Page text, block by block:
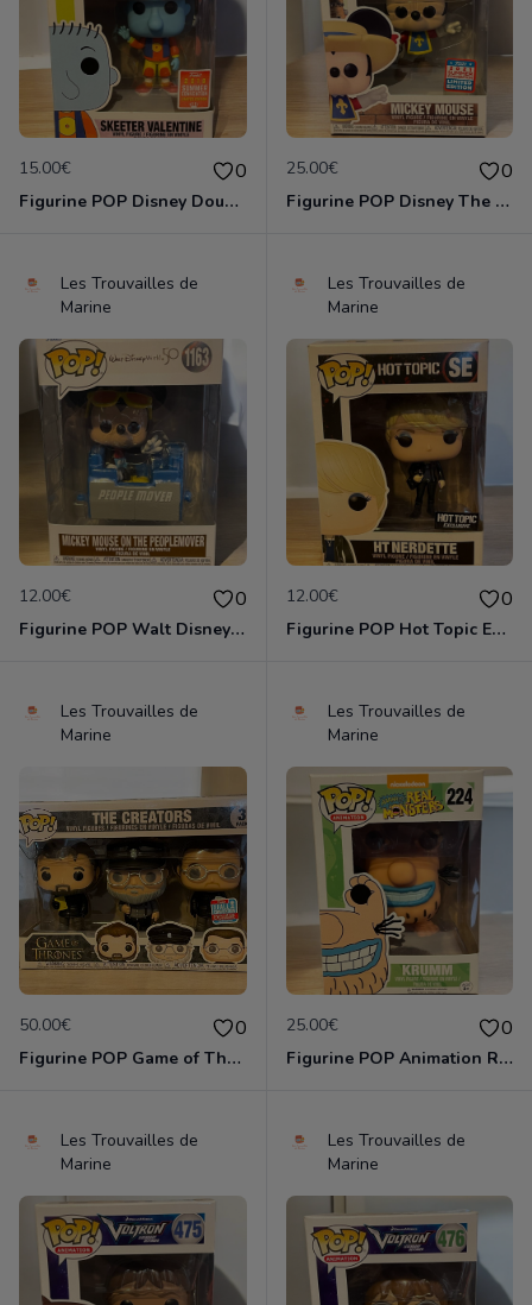
15.00€ 0
Figurine POP Disney Doug 415 Skeeter Valentine 2018 Summer Limited Edition neuve non deboxee
25.00€ 0
Figurine POP Disney The Three Musketeers 1042 Mickey Mouse neuve non deboxee
Les Trouvailles de
Marine
12.00€ 0
Figurine POP Walt Disney World 1163 Mickey Mouse on the people mover neuve non deboxee
Les Trouvailles de
Marine
12.00€ 0
Figurine POP Hot Topic Exclusive SE Ht Nerdette neuve non deboxee
Les Trouvailles de
Marine
50.00€ 0
Figurine POP Game of Thrones The Creators 3 pack The Fall Convention Exclusive neuve non deboxee
Les Trouvailles de
Marine
25.00€ 0
Figurine POP Animation Real Monsters de Nickelodeon - 224 Krumm neuve non deboxee
Les Trouvailles de
Marine
Les Trouvailles de
Marine